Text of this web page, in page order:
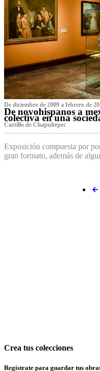
De diciembre de 2009 a febrero de
De novohispanos a
colectiva en una
Castillo de Chapultepec
Exposición compuesta por
gran formato, además de
Crea tus colecciones
Regístrate para guardar tus